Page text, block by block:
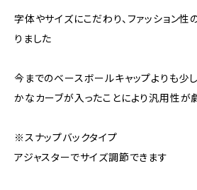
字体やサイズにこだわり、ファッション
りました
今までのベースボールキャップよりも少
かなカーブが入ったことにより汎用性が
※スナップバックタイプ
アジャスターでサイズ調節できます